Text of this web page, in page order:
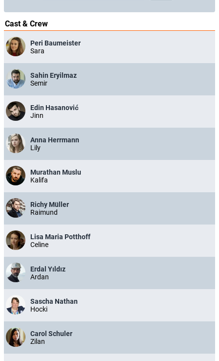
Cast & Crew
Peri Baumeister
Sara
Sahin Eryilmaz
Semir
Edin Hasanović
Jinn
Anna Herrmann
Lily
Murathan Muslu
Kalifa
Richy Müller
Raimund
Lisa Maria Potthoff
Celine
Erdal Yıldız
Ardan
Sascha Nathan
Hocki
Carol Schuler
Zilan